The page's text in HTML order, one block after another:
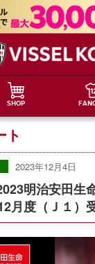
SHOP
ト
2023年12月4日
明治安田生
月度（Ｊ１）